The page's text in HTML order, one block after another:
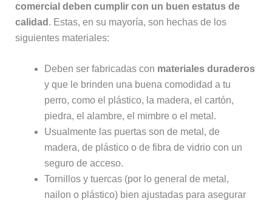
comercial deben cumplir con un buen estatus de
calidad . Estas, en su mayoría, son hechas de los
siguientes materiales:
Deben ser fabricadas con materiales duraderos
y que le brinden una buena comodidad a tu
perro, como el plástico, la madera, el cartón,
piedra, el alambre, el mimbre o el metal.
Usualmente las puertas son de metal, de
madera, de plástico o de fibra de vidrio con un
seguro de acceso.
Tornillos y tuercas (por lo general de metal,
nailon o plástico) bien ajustadas para asegurar